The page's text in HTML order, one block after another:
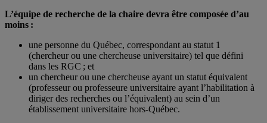
L’équipe de recherche de la chaire devra être composée d’au
moins :
une personne du Québec, correspondant au statut 1
(chercheur ou une chercheuse universitaire) tel que défini
dans les RGC ; et
un chercheur ou une chercheuse ayant un statut équivalent
(professeur ou professeure universitaire ayant l’habilitation à
diriger des recherches ou l’équivalent) au sein d’un
établissement universitaire hors-Québec.